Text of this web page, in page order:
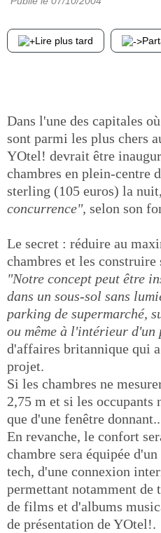
Lire plus tard
Dans l'une des capitales
sont parmi les plus chers
YOtel! devrait être
chambres en plein-centre
sterling (105 euros) la nuit,
concurrence", selon son
Le secret : réduire au
chambres et les
"Notre concept peut être
dans un sous-sol sans
parking de supermarché,
ou même à l'intérieur d'un
d'affaires britannique qui
projet.
Si les chambres ne
2,75 m et si les occupants
que d'une fenêtre
En revanche, le confort
chambre sera équipée
tech, d'une connexion
permettant notamment de
de films et d'albums
de présentation de YOtel!.